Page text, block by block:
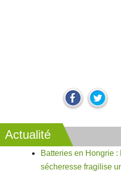
Actualité
Batteries en Hongrie :
sécheresse fragilise